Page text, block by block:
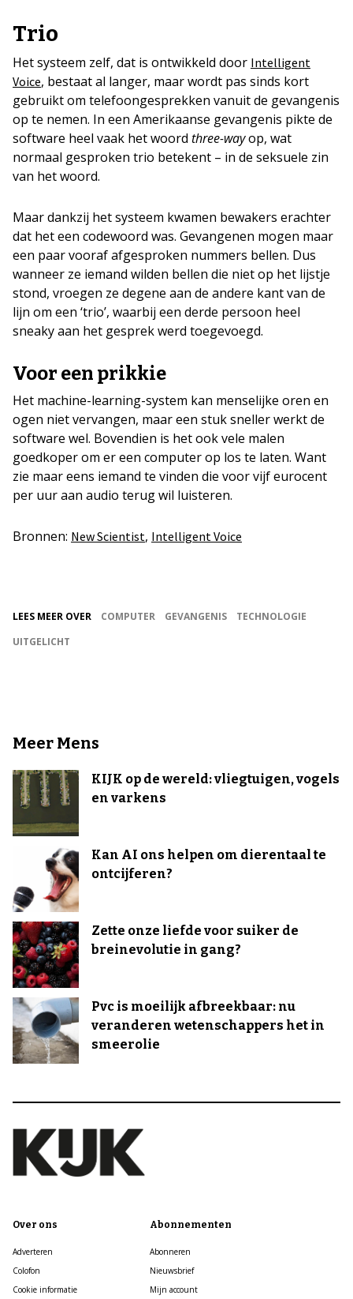
Trio
Het systeem zelf, dat is ontwikkeld door Intelligent
Voice, bestaat al langer, maar wordt pas sinds kort
gebruikt om telefoongesprekken vanuit de gevangenis
op te nemen. In een Amerikaanse gevangenis pikte de
software heel vaak het woord three-wayop, wat
normaal gesproken trio betekent – in de seksuele zin
van het woord.
Maar dankzij het systeem kwamen bewakers erachter
dat het een codewoord was. Gevangenen mogen maar
een paar vooraf afgesproken nummers bellen. Dus
wanneer ze iemand wilden bellen die niet op het lijstje
stond, vroegen ze degene aan de andere kant van de
lijn om een ‘trio’, waarbij een derde persoon heel
sneaky aan het gesprek werd toegevoegd.
Voor een prikkie
Het machine-learning-system kan menselijke oren en
ogen niet vervangen, maar een stuk sneller werkt de
software wel. Bovendien is het ook vele malen
goedkoper om er een computer op los te laten. Want
zie maar eens iemand te vinden die voor vijf eurocent
per uur aan audio terug wil luisteren.
Bronnen: New Scientist, Intelligent Voice
LEES MEER OVER COMPUTER GEVANGENIS
TECHNOLOGIE
UITGELICHT
Meer Mens
KIJK op de wereld: vliegtuigen, vogels
en varkens
Kan AI ons helpen om dierentaal te
ontcijferen?
Zette onze liefde voor suiker de
breinevolutie in gang?
Pvc is moeilijk afbreekbaar: nu
veranderen wetenschappers het in
smeerolie
Over ons
Adverteren
Colofon
Cookie informatie
Abonnementen
Abonneren
Nieuwsbrief
Mijn account